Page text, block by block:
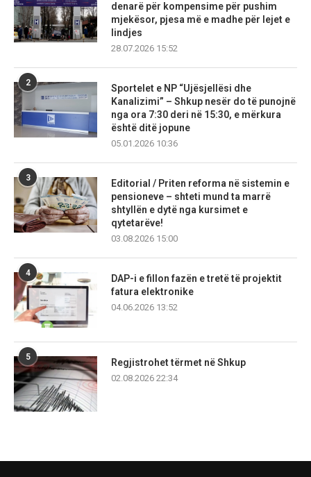
denarë për kompensime për pushim
mjekësor, pjesa më e madhe për lejet e
lindjes
28.07.2026 15:52
2
Sportelet e NP “Ujësjellësi dhe
Kanalizimi” – Shkup nesër do të punojnë
nga ora 7:30 deri në 15:30, e mërkura
është ditë jopune
05.01.2026 10:36
3
Editorial / Priten reforma në sistemin e
pensioneve – shteti mund ta marrë
shtyllën e dytë nga kursimet e
qytetarëve!
03.08.2026 15:00
4
DAP-i e fillon fazën e tretë të projektit
fatura elektronike
04.06.2026 13:52
5
Regjistrohet tërmet në Shkup
02.08.2026 22:34